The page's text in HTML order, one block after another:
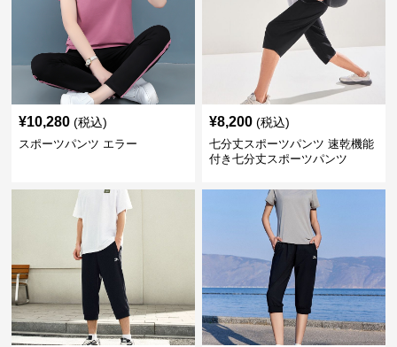
¥10,280 (税込)
スポーツパンツ エラー
¥8,200 (税込)
七分丈スポーツパンツ 速乾機能
付き七分丈スポーツパンツ